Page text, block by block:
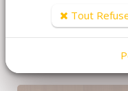
Dans la même
également ces
Tout